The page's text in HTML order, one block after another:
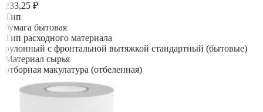
233,25 ₽
Тип
бумага бытовая
Тип расходного материала
рулонный с фронтальной вытяжкой стандартный (бытовые)
Материал сырья
отборная макулатура (отбеленная)